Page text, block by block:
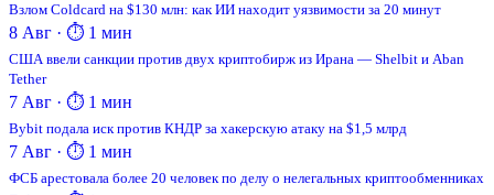
Взлом Coldcard на $130 млн: как ИИ находит уязвимости за 20 минут
8 Авг · ⏱ 1 мин
США ввели санкции против двух криптобирж из Ирана — Shelbit и Aban
Tether
7 Авг · ⏱ 1 мин
Bybit подала иск против КНДР за хакерскую атаку на $1,5 млрд
7 Авг · ⏱ 1 мин
ФСБ арестовала более 20 человек по делу о нелегальных криптообменниках